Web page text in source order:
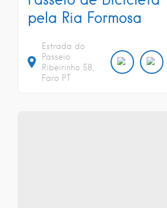
pela Ria Formosa
Estrada do
Passeio
Ribeirinho 58
Faro PT